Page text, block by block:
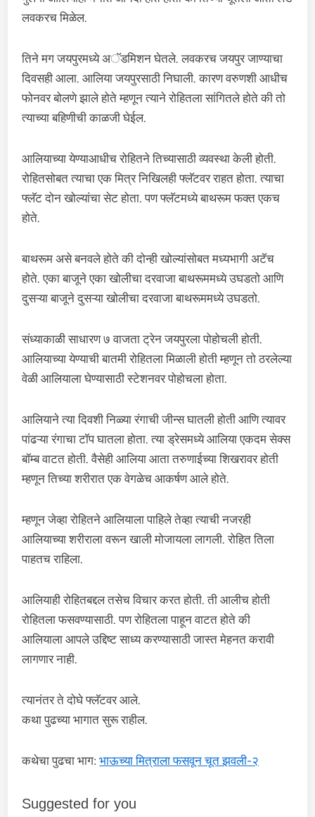
लवकरच मिळेल.
तिने मग जयपुरमध्ये अॅडमिशन घेतले. लवकरच जयपुर जाण्याचा
दिवसही आला. आलिया जयपुरसाठी निघाली. कारण वरुणशी आधीच
फोनवर बोलणे झाले होते म्हणून त्याने रोहितला सांगितले होते की तो
त्याच्या बहिणीची काळजी घेईल.
आलियाच्या येण्याआधीच रोहितने तिच्यासाठी व्यवस्था केली होती.
रोहितसोबत त्याचा एक मित्र निखिलही फ्लॅटवर राहत होता. त्याचा
फ्लॅट दोन खोल्यांचा सेट होता. पण फ्लॅटमध्ये बाथरूम फक्त एकच
होते.
बाथरूम असे बनवले होते की दोन्ही खोल्यांसोबत मध्यभागी अटॅच
होते. एका बाजूने एका खोलीचा दरवाजा बाथरूममध्ये उघडतो आणि
दुसऱ्या बाजूने दुसऱ्या खोलीचा दरवाजा बाथरूममध्ये उघडतो.
संध्याकाळी साधारण ७ वाजता ट्रेन जयपुरला पोहोचली होती.
आलियाच्या येण्याची बातमी रोहितला मिळाली होती म्हणून तो ठरलेल्या
वेळी आलियाला घेण्यासाठी स्टेशनवर पोहोचला होता.
आलियाने त्या दिवशी निळ्या रंगाची जीन्स घातली होती आणि त्यावर
पांढऱ्या रंगाचा टॉप घातला होता. त्या ड्रेसमध्ये आलिया एकदम सेक्स
बॉम्ब वाटत होती. वैसेही आलिया आता तरुणाईच्या शिखरावर होती
म्हणून तिच्या शरीरात एक वेगळेच आकर्षण आले होते.
म्हणून जेव्हा रोहितने आलियाला पाहिले तेव्हा त्याची नजरही
आलियाच्या शरीराला वरून खाली मोजायला लागली. रोहित तिला
पाहतच राहिला.
आलियाही रोहितबद्दल तसेच विचार करत होती. ती आलीच होती
रोहितला फसवण्यासाठी. पण रोहितला पाहून वाटत होते की
आलियाला आपले उद्दिष्ट साध्य करण्यासाठी जास्त मेहनत करावी
लागणार नाही.
त्यानंतर ते दोघे फ्लॅटवर आले.
कथा पुढच्या भागात सुरू राहील.
कथेचा पुढचा भाग:भाऊच्या मित्राला फसवून चूत झवली-२
Suggested for you